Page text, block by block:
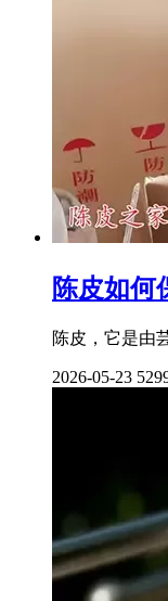
陈皮如何
陈皮，它是由
2026-05-23